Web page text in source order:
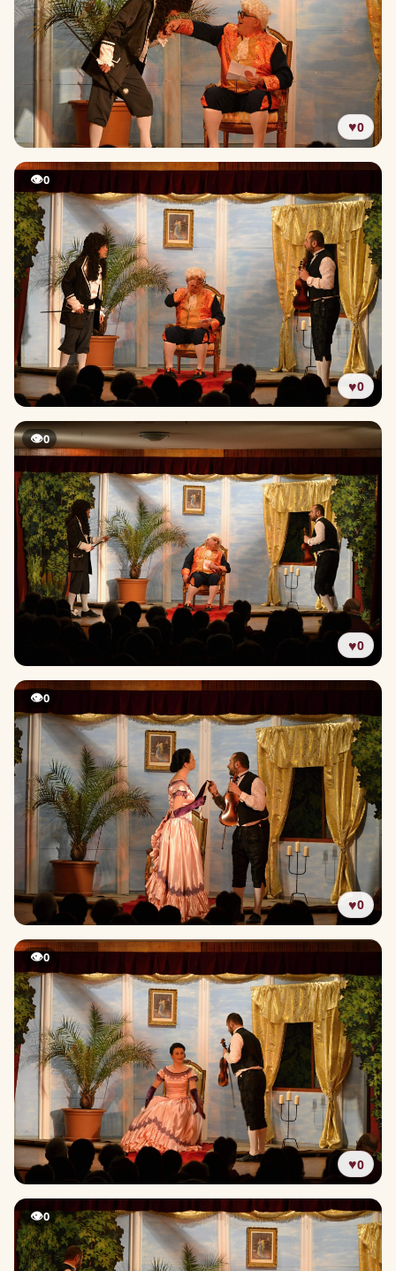
♥0
👁0
♥0
👁0
♥0
👁0
♥0
👁0
♥0
👁0